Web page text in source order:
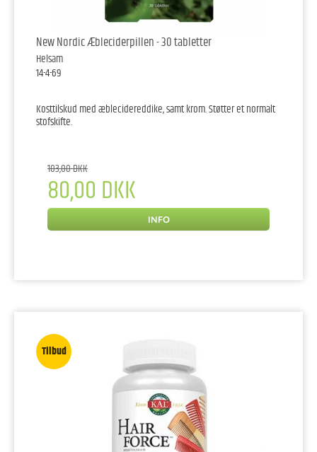
New Nordic Æbleciderpillen - 30 tabletter
Helsam
14-4-69
Kosttilskud med æblecidereddike, samt krom. Støtter et normalt
stofskifte.
103,00 DKK
80,00 DKK
INFO
Tilbud